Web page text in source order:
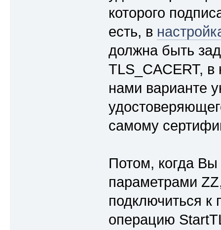
которого
есть, в
должна быть
TLS_CACERT, в
нами варианте
самому
Потом, когда
параметрами
подключиться к
операцию